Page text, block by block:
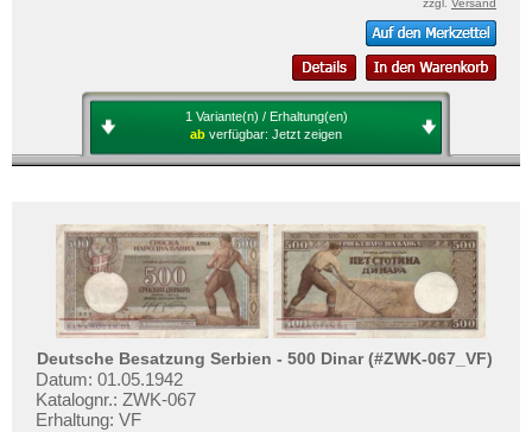
1 Variante(n) / Erhaltung(en)
ab verfügbar: Jetzt zeigen
Deutsche Besatzung Serbien - 500 Dinar (#ZWK-067_VF)
Datum: 01.05.1942
Katalognr.: ZWK-067
Erhaltung: VF